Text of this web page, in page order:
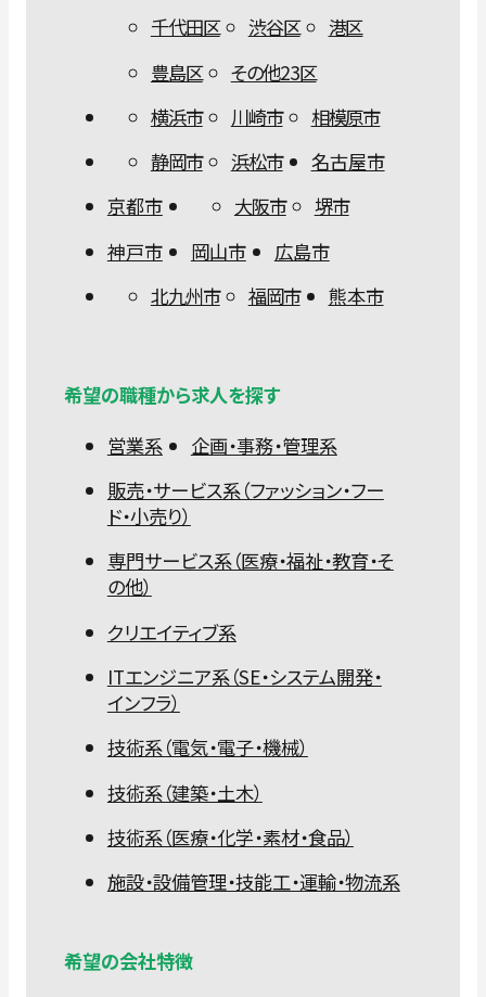
千代田区 渋谷区
港区
豊島区
その他23区
横浜市
川崎市
相模原市
静岡市
浜松市
名古屋市
京都市
大阪市
堺市
神戸市
岡山市
広島市
北九州市
福岡市 熊本市
希望の職種から求人を探す
営業系
企画・事務・管理系
販売・サービス系（ファッション・フー
ド・小売り）
専門サービス系（医療・福祉・教育・そ
の他）
クリエイティブ系
ITエンジニア系（SE・システム開発・
インフラ）
技術系（電気・電子・機械）
技術系（建築・土木）
技術系（医療・化学・素材・食品）
施設・設備管理・技能工・運輸・物流系
希望の会社特徴